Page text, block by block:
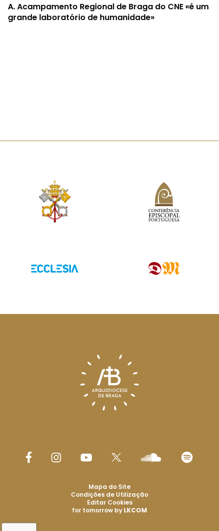
A.Acampamento Regional de Braga do CNE «é um
grande laboratório de humanidade»
Mapa do Site
Condições de Utilização
Editar Cookies
for tomorrow by LKCOM